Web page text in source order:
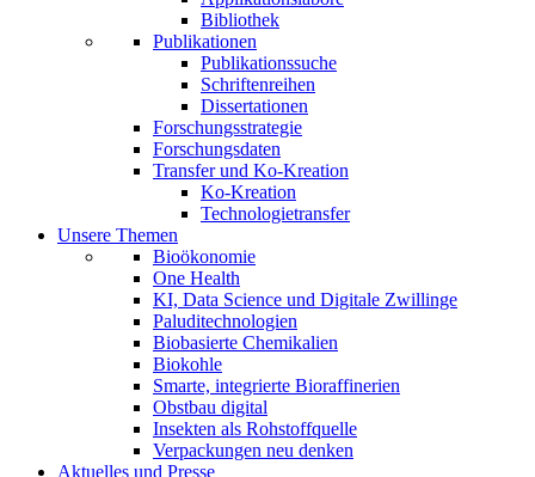
Bibliothek
Publikationen
Publikationssuche
Schriftenreihen
Dissertationen
Forschungsstrategie
Forschungsdaten
Transfer und Ko-Kreation
Ko-Kreation
Technologietransfer
Unsere Themen
Bioökonomie
One Health
KI, Data Science und Digitale Zwillinge
Paluditechnologien
Biobasierte Chemikalien
Biokohle
Smarte, integrierte Bioraffinerien
Obstbau digital
Insekten als Rohstoffquelle
Verpackungen neu denken
Aktuelles und Presse